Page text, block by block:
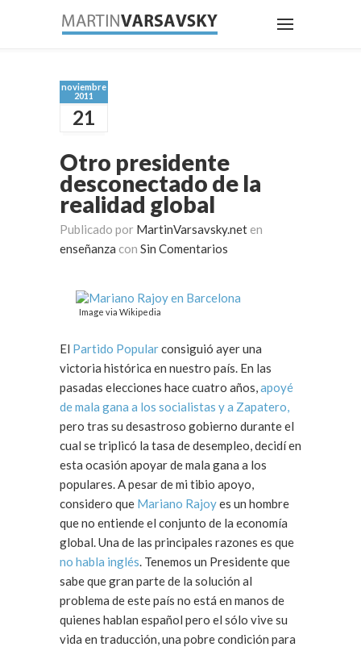
noviembre
2011
21
Otro presidente
desconectado de la
realidad global
Publicado por MartinVarsavsky.net en
enseñanza con Sin Comentarios
Image via Wikipedia
El Partido Popularconsiguió ayer una
victoria histórica en nuestro país. En las
pasadas elecciones hace cuatro años,apoyé
de mala gana a los socialistas y a Zapatero,
pero tras su desastroso gobierno durante el
cual se triplicó la tasa de desempleo, decidí en
esta ocasión apoyar de mala gana a los
populares. A pesar de mi tibio apoyo,
considero que Mariano Rajoyes un hombre
que no entiende el conjunto de la economía
global. Una de las principales razones es que
no habla inglés. Tenemos un Presidente que
sabe que gran parte de la solución al
problema de este país no está en manos de
quienes hablan español pero el sólo vive su
vida en traducción, una pobre condición para